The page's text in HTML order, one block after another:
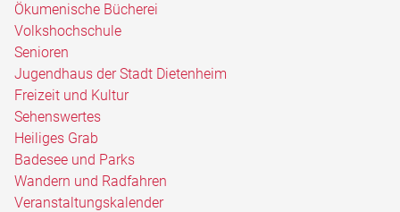
Ökumenische Bücherei
Volkshochschule
Senioren
Jugendhaus der Stadt Dietenheim
Freizeit und Kultur
Sehenswertes
Heiliges Grab
Badesee und Parks
Wandern und Radfahren
Veranstaltungskalender